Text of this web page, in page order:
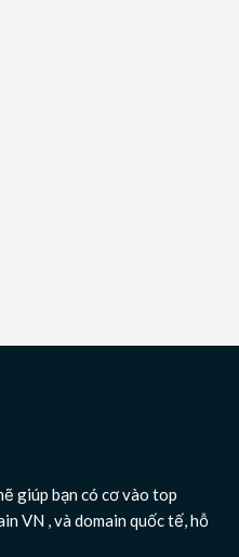
giúp bạn có cơ vào top
VN , và domain quốc tế, hỗ